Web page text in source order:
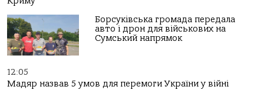
Борсуківська громада передала
авто і дрон для військових на
Сумський напрямок
12:05
Мадяр назвав 5 умов для перемоги України у війні